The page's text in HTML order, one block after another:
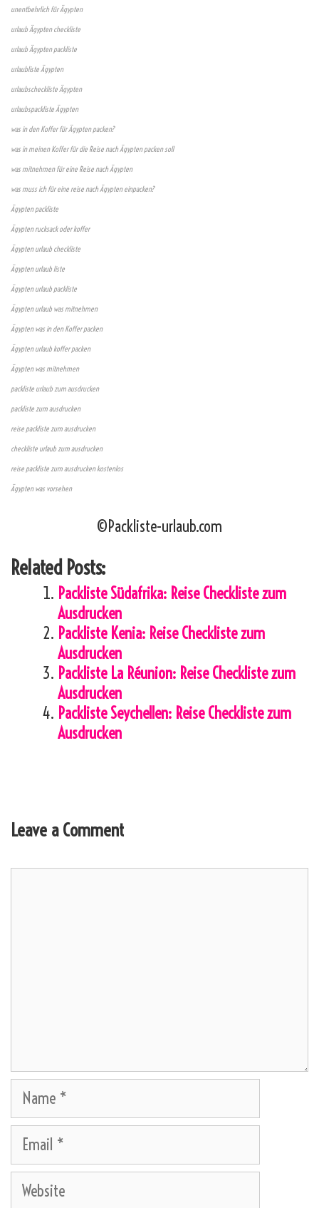
unentbehrlich für Ägypten
urlaub Ägypten checkliste
urlaub Ägypten packliste
urlaubliste Ägypten
urlaubscheckliste Ägypten
urlaubspackliste Ägypten
was in den Koffer für Ägypten packen?
was in meinen Koffer für die Reise nach Ägypten packen soll
was mitnehmen für eine Reise nach Ägypten
was muss ich für eine reise nach Ägypten einpacken?
Ägypten packliste
Ägypten rucksack oder koffer
Ägypten urlaub checkliste
Ägypten urlaub liste
Ägypten urlaub packliste
Ägypten urlaub was mitnehmen
Ägypten was in den Koffer packen
Ägypten urlaub koffer packen
Ägypten was mitnehmen
packliste urlaub zum ausdrucken
packliste zum ausdrucken
reise packliste zum ausdrucken
checkliste urlaub zum ausdrucken
reise packliste zum ausdrucken kostenlos
Ägypten was vorsehen
©Packliste-urlaub.com
Related Posts:
Packliste Südafrika: Reise Checkliste zum
Ausdrucken
Packliste Kenia: Reise Checkliste zum
Ausdrucken
Packliste La Réunion: Reise Checkliste zum
Ausdrucken
Packliste Seychellen: Reise Checkliste zum
Ausdrucken
Leave a Comment
Name
Email
Website